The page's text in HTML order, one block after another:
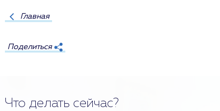
Главная
Поделиться
Что делать сейчас?